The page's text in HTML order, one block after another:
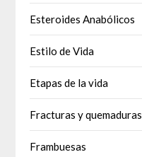
Esteroides Anabólicos
Estilo de Vida
Etapas de la vida
Fracturas y quemaduras
Frambuesas